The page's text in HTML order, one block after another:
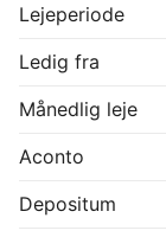
Lejeperiode
Ledig fra
Månedlig leje
Aconto
Depositum